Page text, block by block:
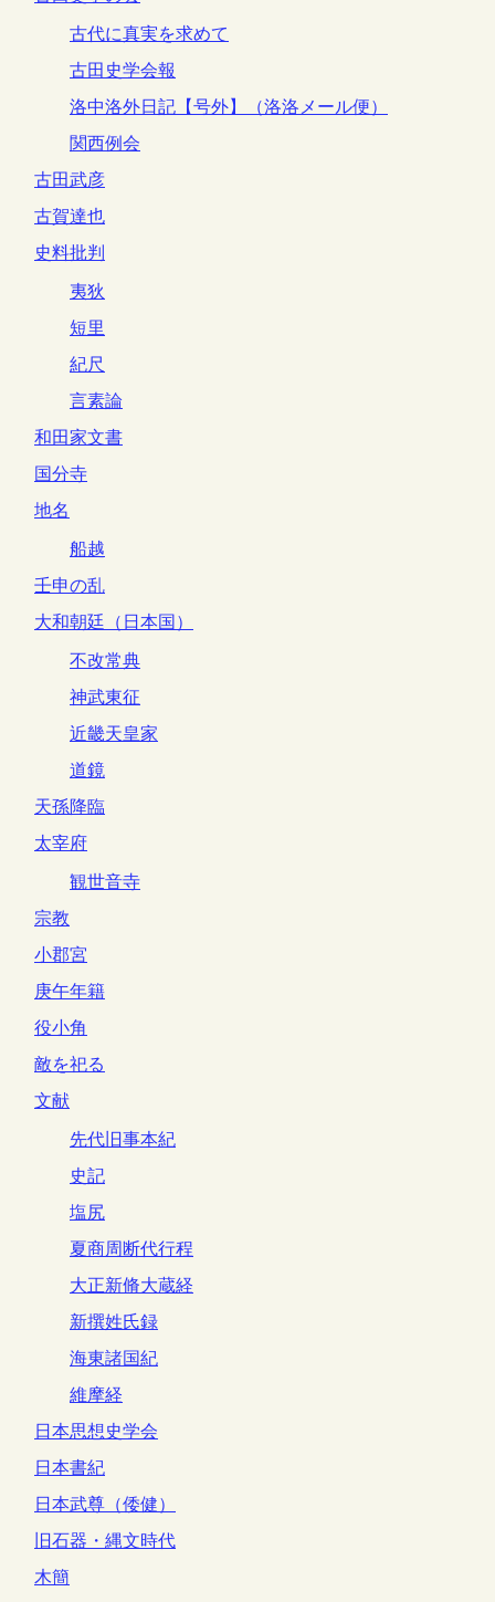
古代に真実を求めて
古田史学会報
洛中洛外日記【号外】（洛洛メール便）
関西例会
古田武彦
古賀達也
史料批判
夷狄
短里
紀尺
言素論
和田家文書
国分寺
地名
船越
壬申の乱
大和朝廷（日本国）
不改常典
神武東征
近畿天皇家
道鏡
天孫降臨
太宰府
観世音寺
宗教
小郡宮
庚午年籍
役小角
敵を祀る
文献
先代旧事本紀
史記
塩尻
夏商周断代行程
大正新脩大蔵経
新撰姓氏録
海東諸国紀
維摩経
日本思想史学会
日本書紀
日本武尊（倭健）
旧石器・縄文時代
木簡